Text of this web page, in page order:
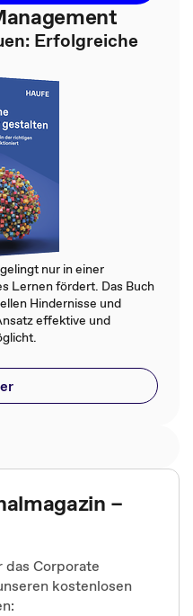
Erfolgreiche
nur in einer
Lernen fördert. Das Buch
Hindernisse und
effektive und
–
das Corporate
kostenlosen